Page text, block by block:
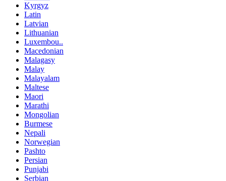
Kyrgyz
Latin
Latvian
Lithuanian
Luxembou..
Macedonian
Malagasy
Malay
Malayalam
Maltese
Maori
Marathi
Mongolian
Burmese
Nepali
Norwegian
Pashto
Persian
Punjabi
Serbian